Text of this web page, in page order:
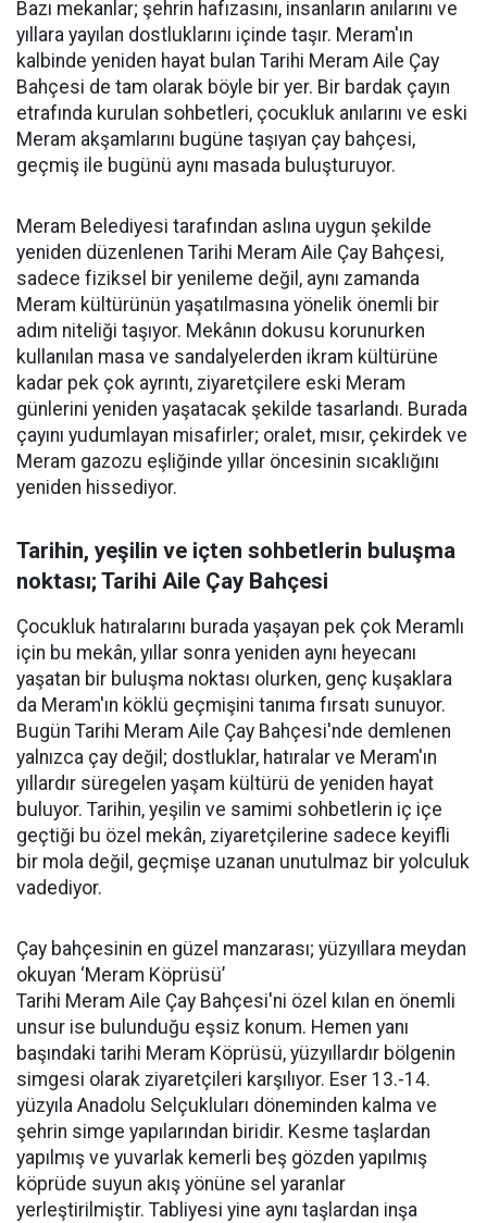
Bazı mekanlar; şehrin hafızasını, insanların anılarını ve
yıllara yayılan dostluklarını içinde taşır. Meram'ın
kalbinde yeniden hayat bulan Tarihi Meram Aile Çay
Bahçesi de tam olarak böyle bir yer. Bir bardak çayın
etrafında kurulan sohbetleri, çocukluk anılarını ve eski
Meram akşamlarını bugüne taşıyan çay bahçesi,
geçmiş ile bugünü aynı masada buluşturuyor.
Meram Belediyesi tarafından aslına uygun şekilde
yeniden düzenlenen Tarihi Meram Aile Çay Bahçesi,
sadece fiziksel bir yenileme değil, aynı zamanda
Meram kültürünün yaşatılmasına yönelik önemli bir
adım niteliği taşıyor. Mekânın dokusu korunurken
kullanılan masa ve sandalyelerden ikram kültürüne
kadar pek çok ayrıntı, ziyaretçilere eski Meram
günlerini yeniden yaşatacak şekilde tasarlandı. Burada
çayını yudumlayan misafirler; oralet, mısır, çekirdek ve
Meram gazozu eşliğinde yıllar öncesinin sıcaklığını
yeniden hissediyor.
Tarihin, yeşilin ve içten sohbetlerin buluşma
noktası; Tarihi Aile Çay Bahçesi
Çocukluk hatıralarını burada yaşayan pek çok Meramlı
için bu mekân, yıllar sonra yeniden aynı heyecanı
yaşatan bir buluşma noktası olurken, genç kuşaklara
da Meram'ın köklü geçmişini tanıma fırsatı sunuyor.
Bugün Tarihi Meram Aile Çay Bahçesi'nde demlenen
yalnızca çay değil; dostluklar, hatıralar ve Meram'ın
yıllardır süregelen yaşam kültürü de yeniden hayat
buluyor. Tarihin, yeşilin ve samimi sohbetlerin iç içe
geçtiği bu özel mekân, ziyaretçilerine sadece keyifli
bir mola değil, geçmişe uzanan unutulmaz bir yolculuk
vadediyor.
Çay bahçesinin en güzel manzarası; yüzyıllara meydan
okuyan ‘Meram Köprüsü’
Tarihi Meram Aile Çay Bahçesi'ni özel kılan en önemli
unsur ise bulunduğu eşsiz konum. Hemen yanı
başındaki tarihi Meram Köprüsü, yüzyıllardır bölgenin
simgesi olarak ziyaretçileri karşılıyor. Eser 13.-14.
yüzyıla Anadolu Selçukluları döneminden kalma ve
şehrin simge yapılarından biridir. Kesme taşlardan
yapılmış ve yuvarlak kemerli beş gözden yapılmış
köprüde suyun akış yönüne sel yaranlar
yerleştirilmiştir. Tabliyesi yine aynı taşlardan inşa